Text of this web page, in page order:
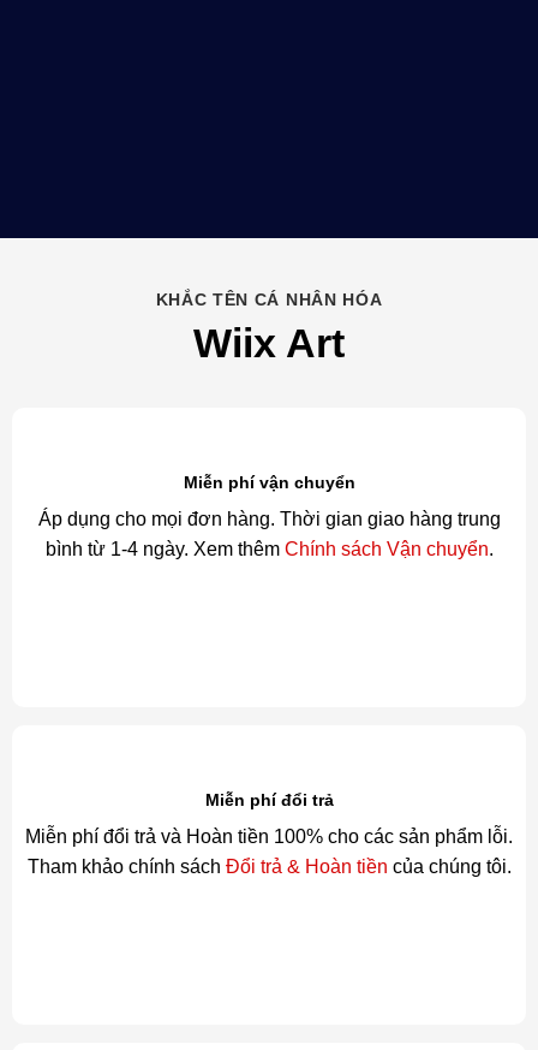
KHẮC TÊN CÁ NHÂN HÓA
Wiix Art
Miễn phí vận chuyển
Áp dụng cho mọi đơn hàng. Thời gian giao hàng trung
bình từ 1-4 ngày. Xem thêm Chính sách Vận chuyển.
Miễn phí đổi trả
Miễn phí đổi trả và Hoàn tiền 100% cho các sản phẩm lỗi.
Tham khảo chính sách Đổi trả & Hoàn tiền của chúng tôi.